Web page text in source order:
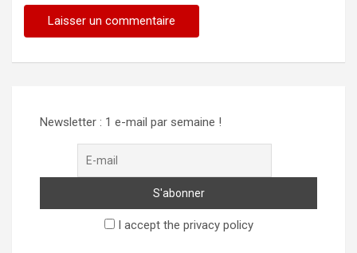
Newsletter : 1 e-mail par semaine !
I accept the privacy policy